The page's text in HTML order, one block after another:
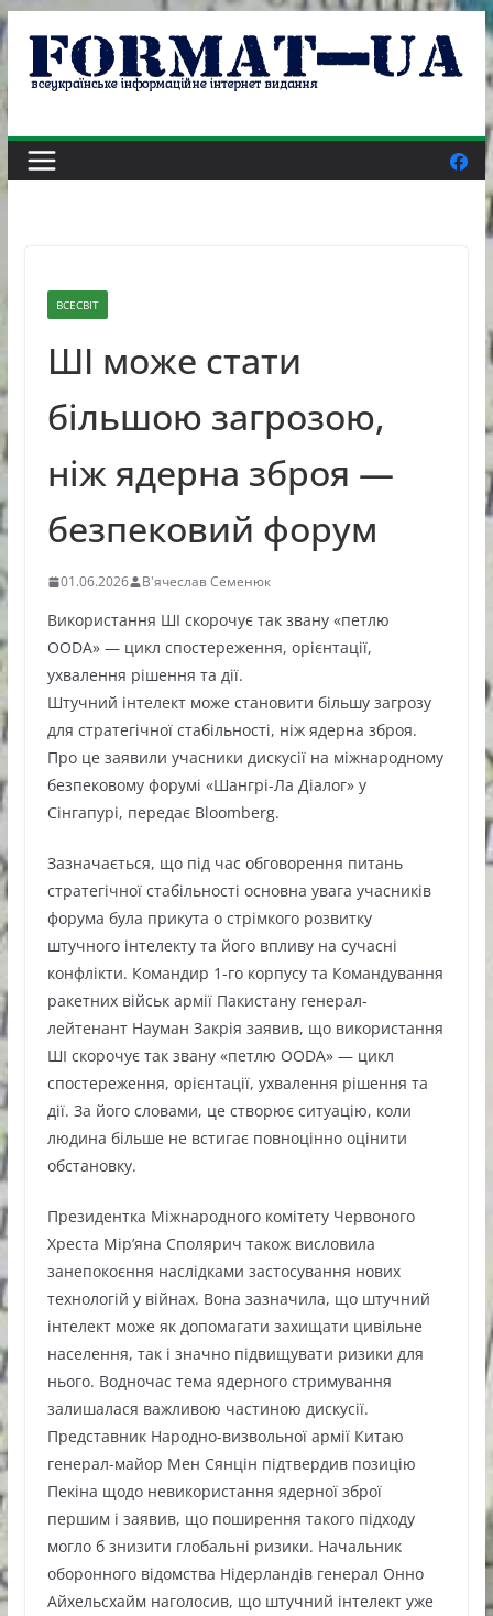
Skip
content
ВСЕСВІТ
ШІ може стати
більшою загрозою,
ніж ядерна зброя —
безпековий форум
01.06.2026 В'ячеслав Семенюк
Використання ШІ скорочує так звану «петлю
OODA» — цикл спостереження, орієнтації,
ухвалення рішення та дії.
Штучний інтелект може становити більшу загрозу
для стратегічної стабільності, ніж ядерна зброя.
Про це заявили учасники дискусії на міжнародному
безпековому форумі «Шангрі-Ла Діалог» у
Сінгапурі, передає Bloomberg.
Зазначається, що під час обговорення питань
стратегічної стабільності основна увага учасників
форума була прикута о стрімкого розвитку
штучного інтелекту та його впливу на сучасні
конфлікти. Командир 1-го корпусу та Командування
ракетних військ армії Пакистану генерал-
лейтенант Науман Закрія заявив, що використання
ШІ скорочує так звану «петлю OODA» — цикл
спостереження, орієнтації, ухвалення рішення та
дії. За його словами, це створює ситуацію, коли
людина більше не встигає повноцінно оцінити
обстановку.
Президентка Міжнародного комітету Червоного
Хреста Мір’яна Сполярич також висловила
занепокоєння наслідками застосування нових
технологій у війнах. Вона зазначила, що штучний
інтелект може як допомагати захищати цивільне
населення, так і значно підвищувати ризики для
нього. Водночас тема ядерного стримування
залишалася важливою частиною дискусії.
Представник Народно-визвольної армії Китаю
генерал-майор Мен Сянцін підтвердив позицію
Пекіна щодо невикористання ядерної зброї
першим і заявив, що поширення такого підходу
могло б знизити глобальні ризики. Начальник
оборонного відомства Нідерландів генерал Онно
Айхельсхайм наголосив, що штучний інтелект уже